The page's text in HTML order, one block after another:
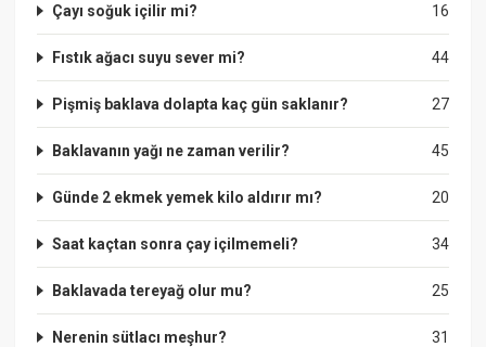
16
Çayı soğuk içilir mi?
44
Fıstık ağacı suyu sever mi?
27
Pişmiş baklava dolapta kaç gün saklanır?
45
Baklavanın yağı ne zaman verilir?
20
Günde 2 ekmek yemek kilo aldırır mı?
34
Saat kaçtan sonra çay içilmemeli?
25
Baklavada tereyağ olur mu?
31
Nerenin sütlacı meşhur?